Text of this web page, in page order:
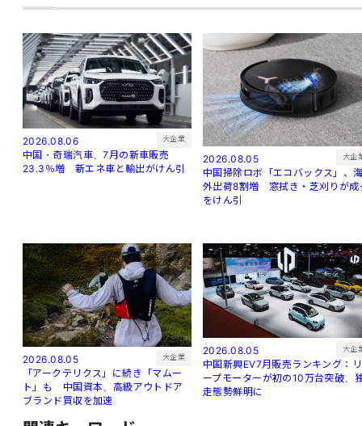
2026.08.06 大企業
中国・奇瑞汽車、7月の新車販売
23.3％増 新エネ車と輸出がけん引
2026.08.05 大企
中国掃除ロボ「エコバックス」、
外出荷8割増 窓拭き・芝刈りが成
をけん引
2026.08.05 大企業
「アークテリクス」に続き「マムー
ト」も 中国資本、高級アウトドア
ブランド買収を加速
2026.08.05 大企
中国新興EV7月販売ランキング：リ
ープモーターが初の10万台突破、
走態勢鮮明に